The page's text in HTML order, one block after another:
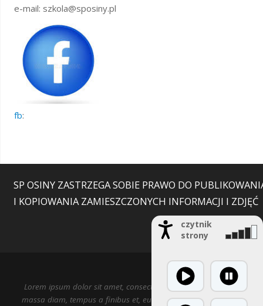
e-mail: szkola@sposiny.pl
fb:
SP OSINY ZASTRZEGA SOBIE PRAWO DO
I KOPIOWANIA ZAMIESZCZONYCH INFORMACJI I ZDJĘĆ
Lorem ipsum dolor sit amet, consectetur adipiscing elit. Nulla
massa diam, tempus a finibus et, euismod nec arcu. Praesent
czytnik
strony